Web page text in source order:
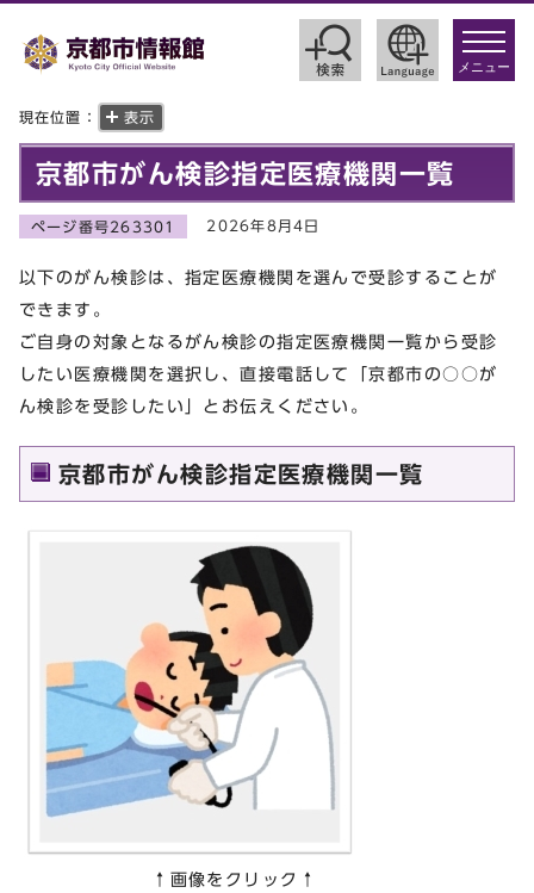
toggle
メニュー
現在位置： 表示
京都市がん検診指定医療機関一覧
ページ番号263301 2026年8月4日
以下のがん検診は、指定医療機関を選んで受診することが
できます。
ご自身の対象となるがん検診の指定医療機関一覧から受診
したい医療機関を選択し、直接電話して「京都市の○○が
ん検診を受診したい」とお伝えください。
京都市がん検診指定医療機関一覧
↑画像をクリック↑